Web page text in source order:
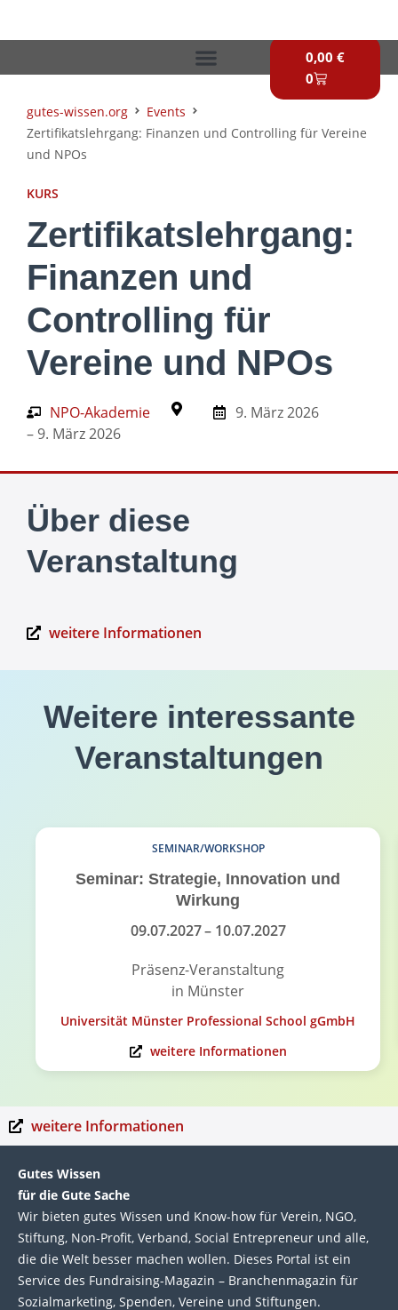
0,00 €
0
Warenkorb
gutes-wissen.org
Events
Zertifikats­lehrgang: Finanzen und Controlling für Vereine
und NPOs
KURS
Zertifikats­lehrgang:
Finanzen und
Controlling für
Vereine und NPOs
NPO-Akademie
9. März 2026
– 9. März 2026
Über diese
Veranstaltung
weitere Informationen
Weitere interessante
Veranstaltungen
SEMINAR/WORKSHOP
Seminar: Strategie, Innovation und
Wirkung
09.07.2027– 10.07.2027
Präsenz-Veranstaltung
in Münster
Universität Münster Professional School gGmbH
weitere Informationen
weitere Informationen
Gutes Wissen
für die Gute Sache
Wir bie­ten gutes Wis­sen und Know-how für Ver­ein, NGO,
Stif­tung, Non-Profit, Ver­band, Social Entre­pre­neur und alle,
die die Welt bes­ser machen wol­len. Die­ses Por­tal ist ein
Service des Fund­raising-Magazin – Bran­chen­magazin für
Sozial­marke­ting, Spen­den, Ver­eine und Stif­tun­gen.